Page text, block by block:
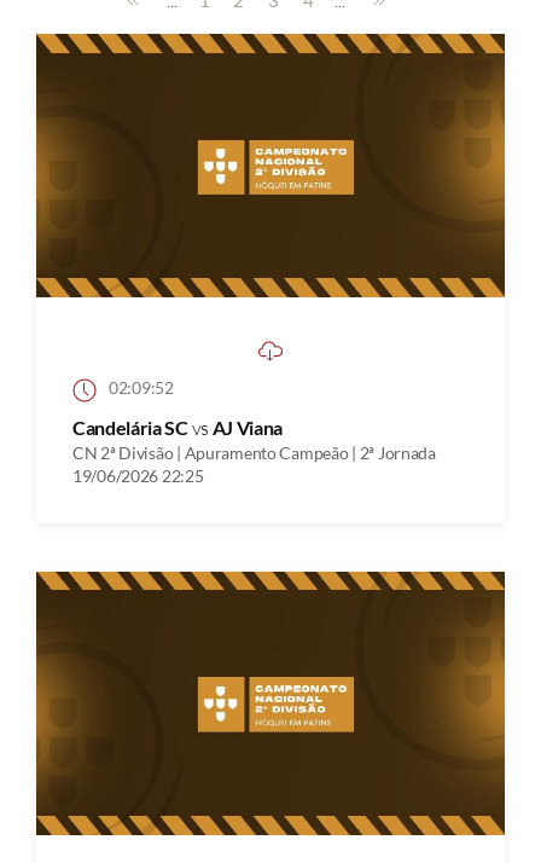
02:09:52
Candelária SCvs AJ Viana
CN 2ª Divisão | Apuramento Campeão | 2ª Jornada
19/06/2026 22:25